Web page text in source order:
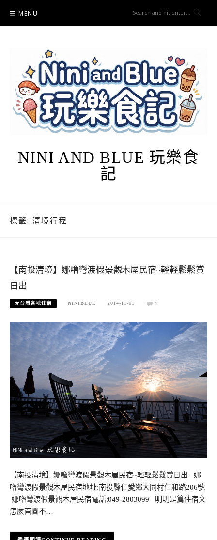
content
MENU
NINI AND BLUE 玩樂食
記
標籤: 清境行程
【南投清境】娜嚕彎渡假景觀木屋民宿~輕輕鬆鬆賞
日出
★台灣各地住宿 NINIBLUE 2014-11-01 4
【南投清境】娜嚕彎渡假景觀木屋民宿~輕輕鬆鬆賞日出 娜
嚕彎渡假景觀木屋民宿地址:南投縣仁愛鄉大同村仁和路206號
娜嚕彎渡假景觀木屋民宿電話:049-2803099 明明是篇住宿文
怎麼首圖不…